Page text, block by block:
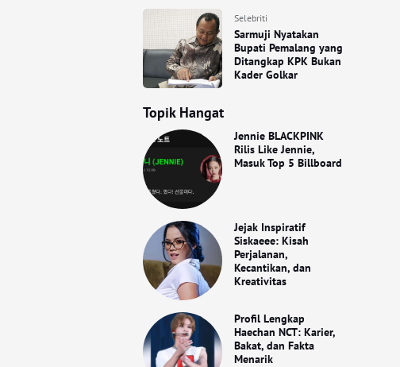
Selebriti
Sarmuji Nyatakan
Bupati Pemalang yang
Ditangkap KPK Bukan
Kader Golkar
Topik Hangat
Jennie BLACKPINK
Rilis Like Jennie,
Masuk Top 5 Billboard
Jejak Inspiratif
Siskaeee: Kisah
Perjalanan,
Kecantikan, dan
Kreativitas
Profil Lengkap
Haechan NCT: Karier,
Bakat, dan Fakta
Menarik